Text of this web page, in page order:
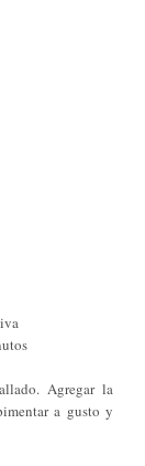
Agregar la
a gusto y